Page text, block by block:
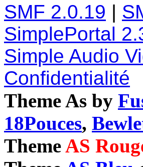
SMF 2.0.19 |
SimplePortal
Simple Audio
Confidentialité
Theme As by
18Pouces,
ThemeAS